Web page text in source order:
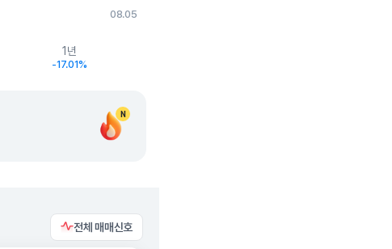
08.05
1년
-17.01%
N
전체 매매신호